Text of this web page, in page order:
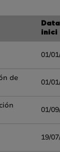
Data
inici
01/
de
01/
01/
19/